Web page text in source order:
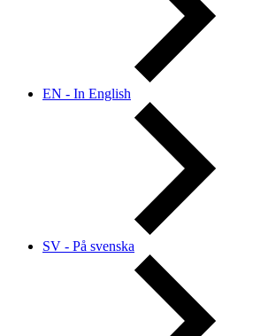
EN - In English
SV - På svenska